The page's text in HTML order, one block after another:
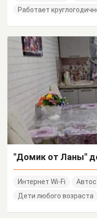
Работает
"Домик от Ланы"
Интернет Wi-Fi
Дети любого возраста